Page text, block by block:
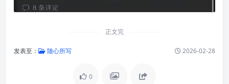
正文完
发表至： 随心所写 2026-02-28
0